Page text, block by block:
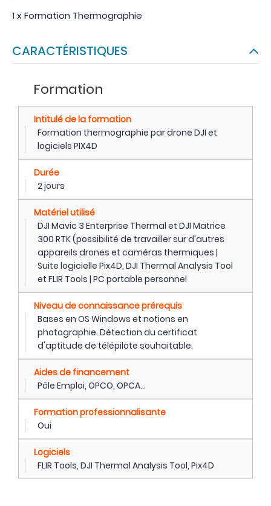
1 x Formation Thermographie
CARACTÉRISTIQUES
Formation
Intitulé de la formation
Formation thermographie par drone DJI et
logiciels PIX4D
Durée
2 jours
Matériel utilisé
DJI Mavic 3 Enterprise Thermal et DJI Matrice
300 RTK (possibilité de travailler sur d'autres
appareils drones et caméras thermiques |
Suite logicielle Pix4D, DJI Thermal Analysis Tool
et FLIR Tools | PC portable personnel
Niveau de connaissance prérequis
Bases en OS Windows et notions en
photographie. Détection du certificat
d'aptitude de télépilote souhaitable.
Aides de financement
Pôle Emploi, OPCO, OPCA...
Formation professionnalisante
Oui
Logiciels
FLIR Tools, DJI Thermal Analysis Tool, Pix4D